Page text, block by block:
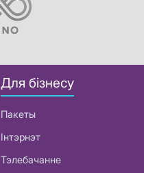
Для бізнесу
Пакеты
Інтэрнэт
Тэлебачанне